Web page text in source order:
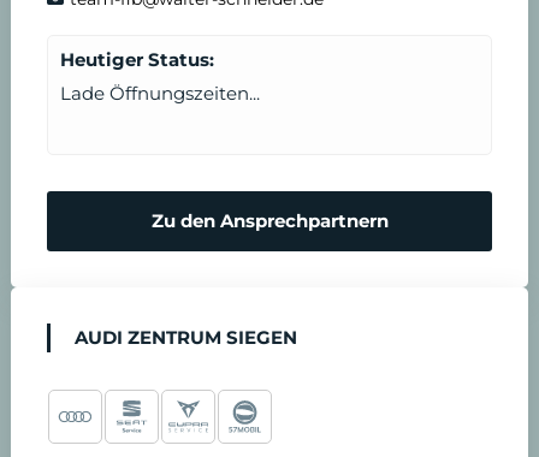
r
Heutiger Status:
Lade Öffnungszeiten...
Zu den Ansprechpartnern
AUDI ZENTRUM SIEGEN